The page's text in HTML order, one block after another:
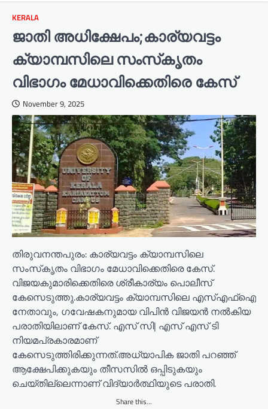
KERALA
ജാതി അധിക്ഷേപം;കാര്യവട്ടം
ക്യാമ്പസിലെ സംസ്‌കൃതം
വിഭാഗം മേധാവിക്കെതിരെ കേസ്
November 9, 2025
തിരുവനന്തപുരം: കാര്യവട്ടം ക്യാമ്പസിലെ
സംസ്‌കൃതം വിഭാഗം മേധാവിക്കെതിരെ കേസ്.
വിജയകുമാരിക്കെതിരെ ശ്രീകാര്യം പൊലീസ്
കേസെടുത്തു.കാര്യവട്ടം ക്യാമ്പസിലെ എസ്എഫ്ഐ
നേതാവും, ഗവേഷകനുമായ വിപിൻ വിജയൻ നൽകിയ
പരാതിയിലാണ് കേസ്. എസ് സി‌| എസ് എസ് ടി
നിയമപ്രകാരമാണ്
കേസെടുത്തിരിക്കുന്നത്.അധ്യാപിക ജാതി പറഞ്ഞ്
ആക്ഷേപിക്കുകയും തീസസിൽ ഒപ്പിടുകയും
ചെയ്തില്ലെന്നാണ് വിദ്യാർത്ഥിയുടെ പരാതി.
Share this...